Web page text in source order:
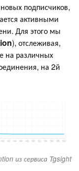
подписчиков,
активными
Для этого мы
), отслеживая,
на различных
на 2й
из сервиса Tgsight